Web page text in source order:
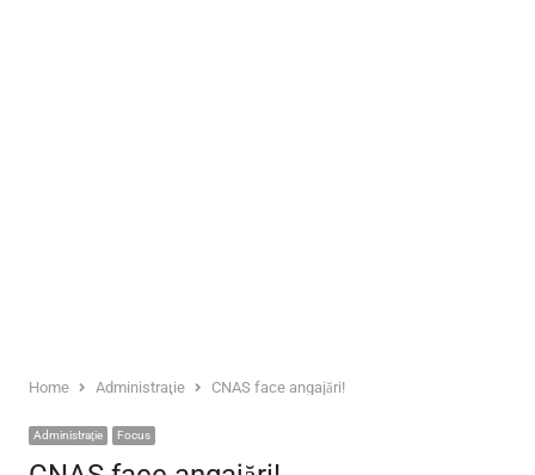
Home Administraţie CNAS face angajări!
Administraţie Focus